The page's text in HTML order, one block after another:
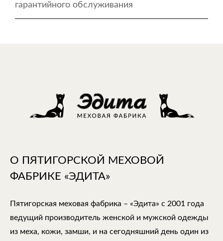
гарантийного обслуживания
О ПЯТИГОРСКОЙ МЕХОВОЙ
ФАБРИКЕ «ЭДИТА»
Пятигорская меховая фабрика – «Эдита» с 2001 года
ведущий производитель женской и мужской одежды
из меха, кожи, замши, и на сегодняшний день один из